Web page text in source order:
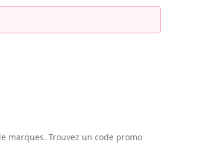
marques. Trouvez un code promo